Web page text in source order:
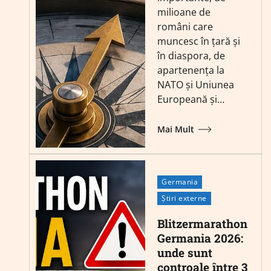
milioane de
români care
muncesc în țară și
în diaspora, de
apartenența la
NATO și Uniunea
Europeană și…
Mai Mult
Germania
Știri externe
Blitzermarathon
Germania 2026:
unde sunt
controale între 3